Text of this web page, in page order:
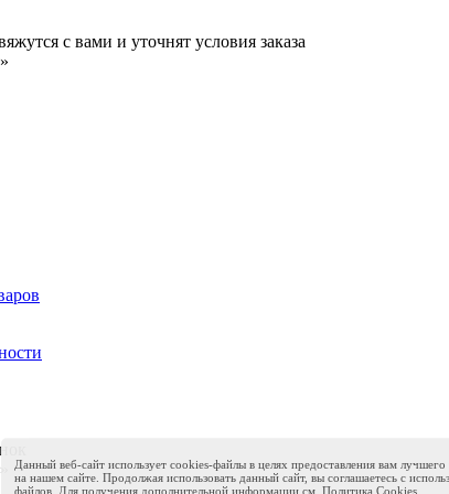
с вами и уточнят условия заказа
Данный веб-сайт использует cookies-файлы в целях предоставления вам лучшего
на нашем сайте. Продолжая использовать данный сайт, вы соглашаетесь с
файлов. Для получения дополнительной информации см. Политика Cookies